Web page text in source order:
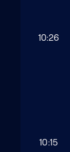
10:26
10:15